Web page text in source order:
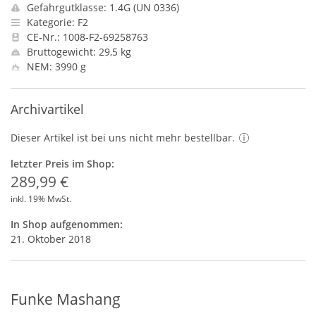
Gefahrgutklasse: 1.4G (UN 0336)
Kategorie: F2
CE-Nr.: 1008-F2-69258763
Bruttogewicht: 29,5 kg
NEM: 3990 g
Archivartikel
Dieser Artikel ist bei uns nicht mehr bestellbar.
letzter Preis im Shop:
289,99 €
inkl. 19% MwSt.
In Shop aufgenommen:
21. Oktober 2018
Funke Mashang